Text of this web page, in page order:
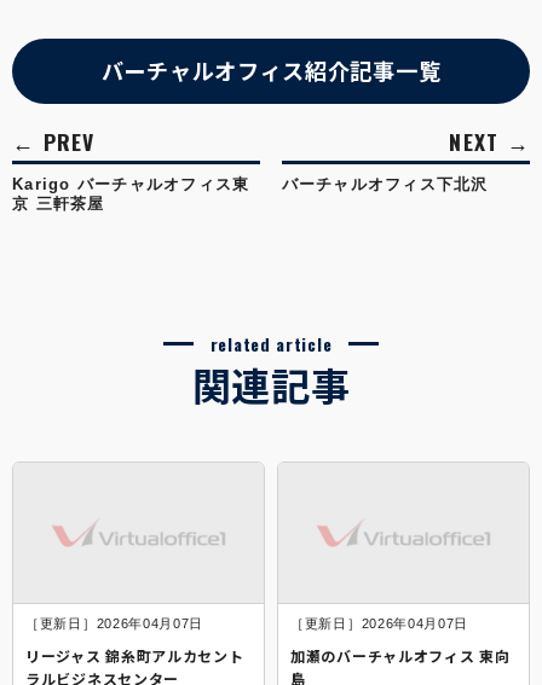
バーチャルオフィス紹介記事一覧
Karigo バーチャルオフィス東
京 三軒茶屋
バーチャルオフィス下北沢
related article
関連記事
［更新日］2026年04月07日
リージャス 錦糸町アルカセント
ラルビジネスセンター
［更新日］2026年04月07日
加瀬のバーチャルオフィス 東向
島